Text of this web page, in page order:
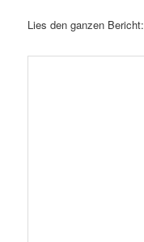
Lies den ganzen Bericht: